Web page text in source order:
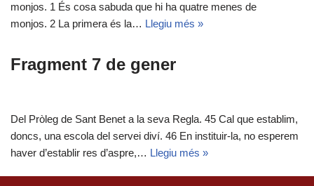
monjos. 1 És cosa sabuda que hi ha quatre menes de
monjos. 2 La primera és la… Llegiu més »
Fragment 7 de gener
Del Pròleg de Sant Benet a la seva Regla. 45 Cal que establim,
doncs, una escola del servei diví. 46 En instituir-la, no esperem
haver d’establir res d’aspre,… Llegiu més »